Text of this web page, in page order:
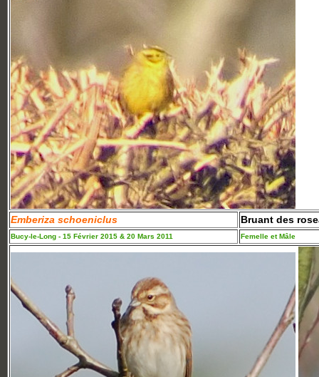
Emberiza schoeniclus Bruant des
Bucy-le-Long - 15 Février 2015 & 20 Mars 2011 Femelle et Mâle